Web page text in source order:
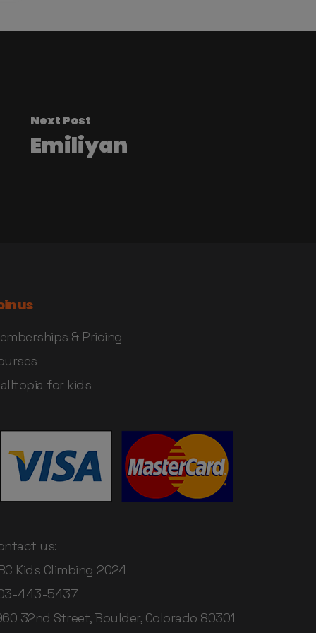
Next Post
Emiliyan
us
& Pricing
for kids
us:
Kids Climbing 2024
443-5437
32nd Street, Boulder, Colorado 80301